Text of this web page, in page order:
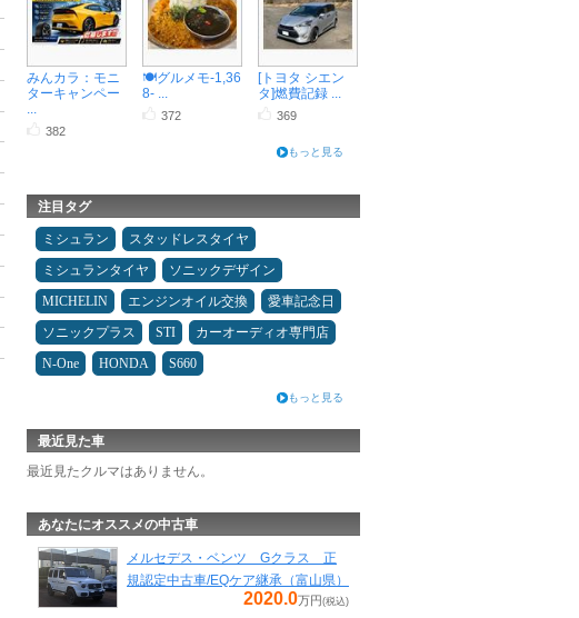
みんカラ：モニ
ターキャンペー
...
382
🍽️グルメモ-1,36
8- ...
372
[トヨタ シエン
タ]燃費記録 ...
369
もっと見る
注目タグ
ミシュラン
スタッドレスタイヤ
ミシュランタイヤ
ソニックデザイン
MICHELIN
エンジンオイル交換
愛車記念日
ソニックプラス
STI
カーオーディオ専門店
N-One
HONDA S660
もっと見る
最近見た車
最近見たクルマはありません。
あなたにオススメの中古車
メルセデス・ベンツ Gクラス 正
規認定中古車/EQケア継承（富山県）
2020.0万円(税込)